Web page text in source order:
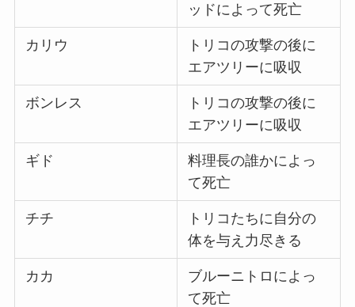
ッドによって死亡
カリウ
トリコの攻撃の後に
エアツリーに吸収
ボンレス
トリコの攻撃の後に
エアツリーに吸収
ギド
料理長の誰かによっ
て死亡
チチ
トリコたちに自分の
体を与え力尽きる
カカ
ブルーニトロによっ
て死亡